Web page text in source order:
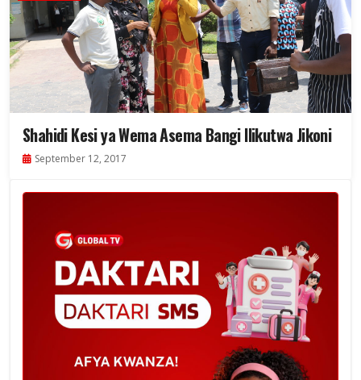
Shahidi Kesi ya Wema Asema Bangi Ilikutwa Jikoni
September 12, 2017